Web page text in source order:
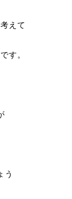
えて
す。
う